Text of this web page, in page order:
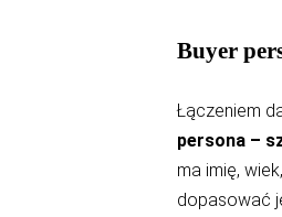
Buyer
Łączeniem
persona –
ma imię,
dopasować